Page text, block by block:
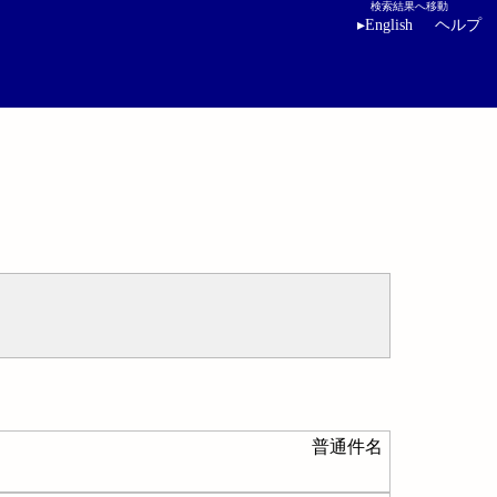
検索結果へ移動
▸English ヘルプ
普通件名